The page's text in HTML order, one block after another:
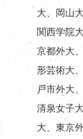
大、岡山
関西学院
京都外大
形芸術大
戸市外大
清泉女子
大、東京